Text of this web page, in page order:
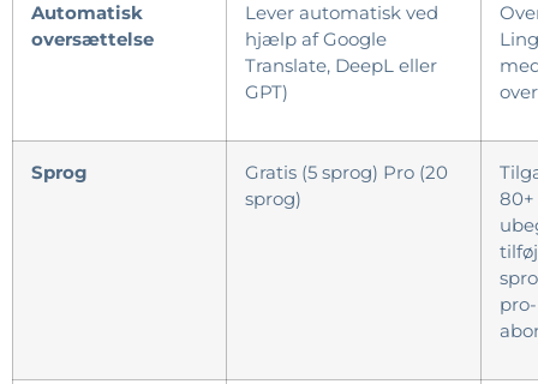
Automatisk
oversættelse
Lever automatisk ved
hjælp af Google
Translate, DeepL eller
GPT)
Sprog
Gratis (5 sprog) Pro (20
sprog)
80+
pro-